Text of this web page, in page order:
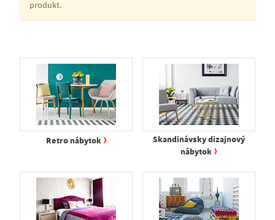
produkt.
Retro nábytok ›
Skandinávsky dizajnový
nábytok ›